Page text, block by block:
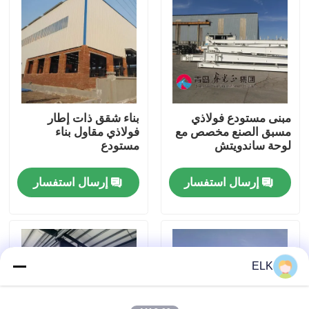
جولة في المصنع
مراقبة الجودة
اتصل بنا
أخبار
اطلب اقتباس
مبنى مستودع فولاذي
مسبق الصنع مخصص مع
لوحة ساندويتش
إرسال استفسار
بناء شقق ذات إطار
فولاذي مقاول بناء
مستودع
إرسال استفسار
ELK